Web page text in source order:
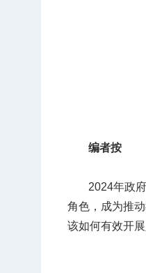
编者按
2024年政
角色，成为推
该如何有效开